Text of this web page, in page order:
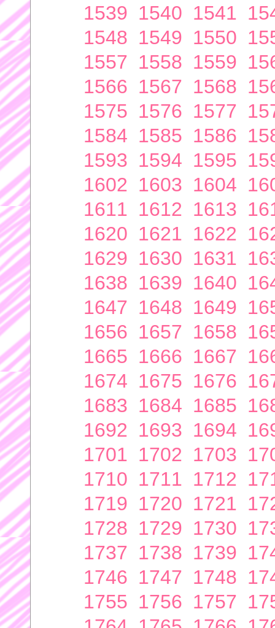
1539 1540 1541
1548 1549 1550
1557 1558 1559
1566 1567 1568
1575 1576 1577
1584 1585 1586
1593 1594 1595
1602 1603 1604
1611 1612 1613
1620 1621 1622
1629 1630 1631
1638 1639 1640
1647 1648 1649
1656 1657 1658
1665 1666 1667
1674 1675 1676
1683 1684 1685
1692 1693 1694
1701 1702 1703
1710 1711 1712
1719 1720 1721
1728 1729 1730
1737 1738 1739
1746 1747 1748
1755 1756 1757